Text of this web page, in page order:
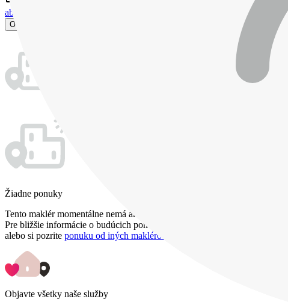
about
O maklérovi
Žiadne ponuky
Tento maklér momentálne nemá aktívnu ponuku nehnuteľností.
Pre bližšie informácie o budúcich ponukách ho môžete kontaktovať priamo,
alebo si pozrite ponuku od iných maklérov
Objavte všetky naše služby